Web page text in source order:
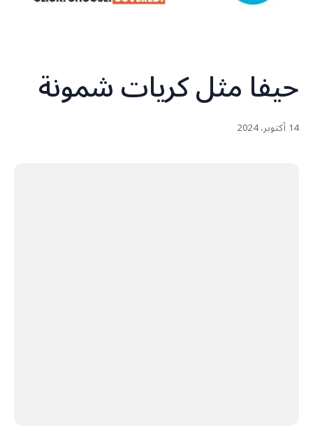
حيفا مثل كريات شمونة
14 أكتوبر، 2024